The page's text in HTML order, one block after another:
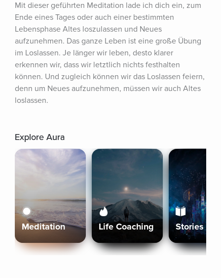
Mit dieser geführten Meditation lade ich dich ein, zum
Ende eines Tages oder auch einer bestimmten
Lebensphase Altes loszulassen und Neues
aufzunehmen. Das ganze Leben ist eine große Übung
im Loslassen. Je länger wir leben, desto klarer
erkennen wir, dass wir letztlich nichts festhalten
können. Und zugleich können wir das Loslassen feiern,
denn um Neues aufzunehmen, müssen wir auch Altes
loslassen.
Explore Aura
Meditation Life Coaching Stories